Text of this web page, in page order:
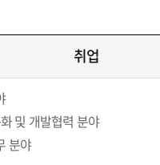
취업
및 개발협력 분야
분야